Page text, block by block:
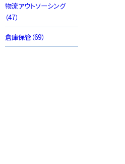
物流アウトソーシング
（47）
倉庫保管（69）